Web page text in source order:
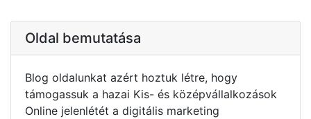
Oldal bemutatása
Blog oldalunkat azért hoztuk létre, hogy
támogassuk a hazai Kis- és középvállalkozások
Online jelenlétét a digitális marketing